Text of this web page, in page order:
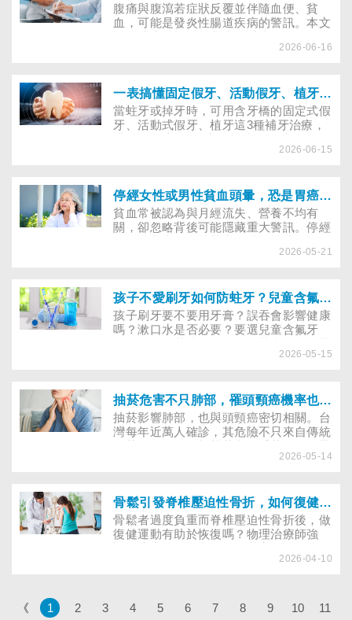
腹痛與腹瀉若症狀反覆並伴隨血便、貧
血，可能是發炎性腸道疾病的警訊。本文
斷方式與治療原則，並提醒定期追蹤與生
2026-06-16
一表搞懂固定假牙、活動假牙、植牙優缺點
當蛀牙或掉牙時，可用含牙橋的固定式假
牙、活動式假牙、植牙這3種補牙治療，
補牙前評估哪一種治療最符合自身需求及
2026-06-15
停經女性或男性貧血頭暈，恐是胃癌、大腸癌徵兆
貧血常被認為與月經流失、營養不均有
關，卻忽略背後可能隱藏重大警訊。停經
應提高警覺，須留意是否為腸胃道慢性出
2026-05-21
孩子不愛刷牙如何防蛀牙？兒童含氟牙膏、羥基磷灰石牙膏、牙刷、牙線怎麼用
孩子刷牙要不要用牙膏？誤吞會影響健康
嗎？漱口水是否必要？要選兒童含氟牙
擇、用量到牙縫清潔都有學問。兒童牙醫
2026-05-15
抽菸危害不只肺部，罹頭頸癌機率也大增
抽菸影響肺部，也與頭頸癌密切相關。台
灣每年近萬人確診，其危險不只來自傳統
來傷害。長期暴露在菸害環境中，細胞可
2026-05-14
骨鬆引發脊椎壓迫性骨折，如何復健助恢復
骨鬆者過度負重而脊椎壓迫性骨折後，做
復健運動有助於恢復嗎？物理治療師強
肉會逐漸萎縮，也會加速骨質流失。但骨
下進行。
2026-04-10
《 1 2 3 4 5 6 7 8 9 10
11